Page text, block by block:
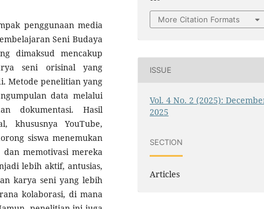
penggunaan media
Seni Budaya
dimaksud mencakup
seni orisinal yang
Metode penelitian yang
data melalui
dokumentasi. Hasil
khususnya YouTube,
siswa menemukan
memotivasi mereka
lebih aktif, antusias,
karya seni yang lebih
kolaborasi, di mana
More Citation Formats
ISSUE
Vol. 4 No. 2 (2025):
2025
SECTION
Articles